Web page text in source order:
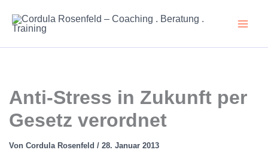
Inhalt
Anti-Stress in Zukunft per
Gesetz verordnet
Von Cordula Rosenfeld / 28. Januar 2013